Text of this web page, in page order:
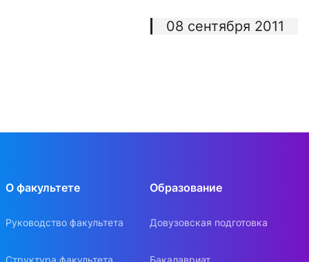
08 сентября 2011
О факультете
Руководство факультета
Структура факультета
Образование
Довузовская подготовка
Бакалавриат